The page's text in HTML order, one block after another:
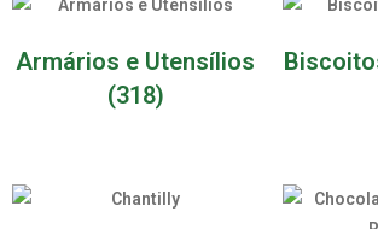
Armários e Utensílios
(318)